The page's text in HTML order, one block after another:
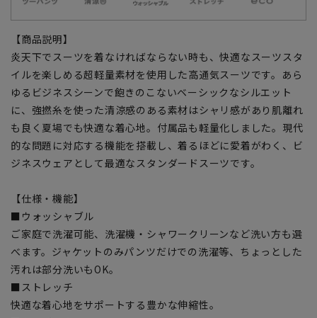
【商品説明】
炎天下でスーツを着なければならない時も、快適なスーツスタ
イルを楽しめる超軽量素材を使用した高通気スーツです。あら
ゆるビジネスシーンで飽きのこないベーシックなシルエット
に、強撚糸を使った清涼感のある素材はシャリ感があり肌離れ
も良く夏場でも快適な着心地。付属品も軽量化しました。現代
的な問題に対応する機能を搭載し、着るほどに愛着がわく、ビ
ジネスウェアとして最適なスタンダードスーツです。
【仕様・機能】
■ウォッシャブル
ご家庭で洗濯可能、洗濯機・シャワークリーンなど洗い方も選
べます。ジャケットのみパンツだけでの洗濯等、ちょっとした
汚れは部分洗いもOK。
■ストレッチ
快適な着心地をサポートする豊かな伸縮性。